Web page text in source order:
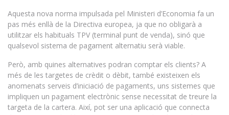
Aquesta nova norma impulsada pel Ministeri d’Economia fa un
pas més enllà de la Directiva europea, ja que no obligarà a
utilitzar els habituals TPV (terminal punt de venda), sinó que
qualsevol sistema de pagament alternatiu serà viable.
Però, amb quines alternatives podran comptar els clients? A
més de les targetes de crèdit o dèbit, també existeixen els
anomenats serveis d’iniciació de pagaments, uns sistemes que
impliquen un pagament electrònic sense necessitat de treure la
targeta de la cartera. Així, pot ser una aplicació que connecta